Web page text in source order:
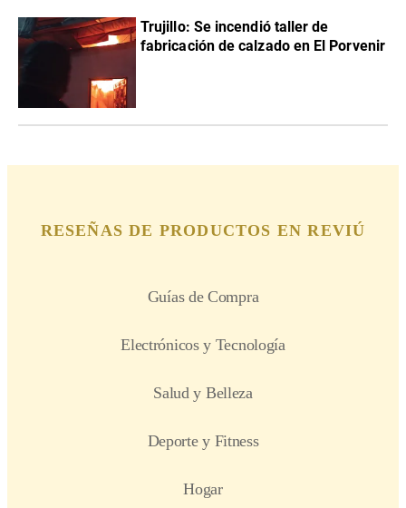
Trujillo: Se incendió taller de
fabricación de calzado en El Porvenir